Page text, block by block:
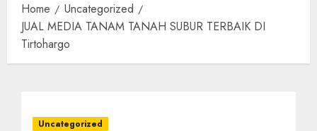
Home
Uncategorized
JUAL MEDIA TANAM TANAH SUBUR TERBAIK DI
Tirtohargo
Uncategorized